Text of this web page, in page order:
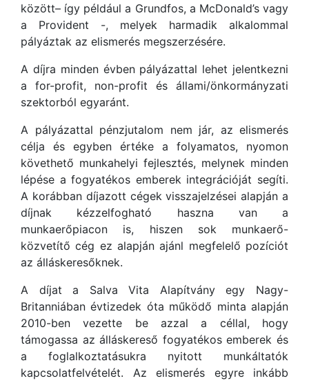
között– így például a Grundfos, a McDonald’s vagy
a Provident -, melyek harmadik alkalommal
pályáztak az elismerés megszerzésére.
A díjra minden évben pályázattal lehet jelentkezni
a for-profit, non-profit és állami/önkormányzati
szektorból egyaránt.
A pályázattal pénzjutalom nem jár, az elismerés
célja és egyben értéke a folyamatos, nyomon
követhető munkahelyi fejlesztés, melynek minden
lépése a fogyatékos emberek integrációját segíti.
A korábban díjazott cégek visszajelzései alapján a
díjnak kézzelfogható haszna van a
munkaerőpiacon is, hiszen sok munkaerő-
közvetítő cég ez alapján ajánl megfelelő pozíciót
az álláskeresőknek.
A díjat a Salva Vita Alapítvány egy Nagy-
Britanniában évtizedek óta működő minta alapján
2010-ben vezette be azzal a céllal, hogy
támogassa az álláskereső fogyatékos emberek és
a foglalkoztatásukra nyitott munkáltatók
kapcsolatfelvételét. Az elismerés egyre inkább